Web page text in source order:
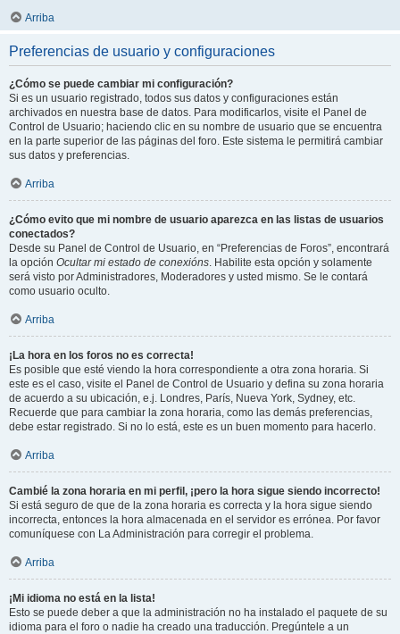
Arriba
Preferencias de usuario y configuraciones
¿Cómo se puede cambiar mi configuración?
Si es un usuario registrado, todos sus datos y configuraciones están
archivados en nuestra base de datos. Para modificarlos, visite el Panel de
Control de Usuario; haciendo clic en su nombre de usuario que se encuentra
en la parte superior de las páginas del foro. Este sistema le permitirá cambiar
sus datos y preferencias.
Arriba
¿Cómo evito que mi nombre de usuario aparezca en las listas de usuarios
conectados?
Desde su Panel de Control de Usuario, en “Preferencias de Foros”, encontrará
la opción Ocultar mi estado de conexións. Habilite esta opción y solamente
será visto por Administradores, Moderadores y usted mismo. Se le contará
como usuario oculto.
Arriba
¡La hora en los foros no es correcta!
Es posible que esté viendo la hora correspondiente a otra zona horaria. Si
este es el caso, visite el Panel de Control de Usuario y defina su zona horaria
de acuerdo a su ubicación, e.j. Londres, París, Nueva York, Sydney, etc.
Recuerde que para cambiar la zona horaria, como las demás preferencias,
debe estar registrado. Si no lo está, este es un buen momento para hacerlo.
Arriba
Cambié la zona horaria en mi perfil, ¡pero la hora sigue siendo incorrecto!
Si está seguro de que de la zona horaria es correcta y la hora sigue siendo
incorrecta, entonces la hora almacenada en el servidor es errónea. Por favor
comuníquese con La Administración para corregir el problema.
Arriba
¡Mi idioma no está en la lista!
Esto se puede deber a que la administración no ha instalado el paquete de su
idioma para el foro o nadie ha creado una traducción. Pregúntele a un